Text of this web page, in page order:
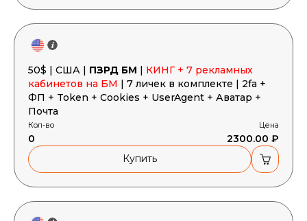
50$ | США | ПЗРД БМ | КИНГ + 7 рекламных
кабинетов на БМ | 7 личек в комплекте | 2fa +
ФП + Token + Cookies + UserAgent + Аватар +
Почта
Кол-во
0
Цена
2300.00 ₽
Купить